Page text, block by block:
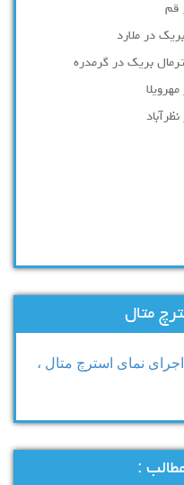
قم
در ملارد
ترمال بریک در گرمدره
متال
نمای استرچ متال ،
: